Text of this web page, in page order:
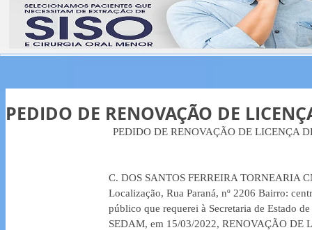
PEDIDO DE RENOVAÇÃO DE
PEDIDO DE RENOVAÇÃO DE LICENÇA
C. DOS SANTOS FERREIRA TORNEARIA
Localização, Rua Paraná, nº 2206 Bairro:
público que requerei à Secretaria de Estado
SEDAM, em 15/03/2022, RENOVAÇÃO DE